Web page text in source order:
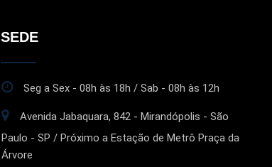
SEDE
Seg a Sex - 08h às 18h / Sab - 08h às 12h
Avenida Jabaquara, 842 - Mirandópolis - São
Paulo - SP / Próximo a Estação de Metrô Praça da
Árvore